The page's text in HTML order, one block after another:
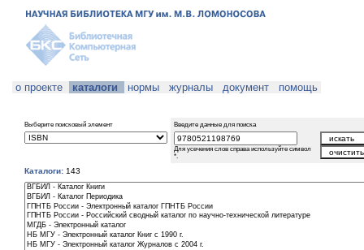
о проекте каталоги нормы журналы документ помощь
Выберите поисковый элемент Введите данные для поиска
Для усечения слов справа используйте символ
*.
Каталоги: 143